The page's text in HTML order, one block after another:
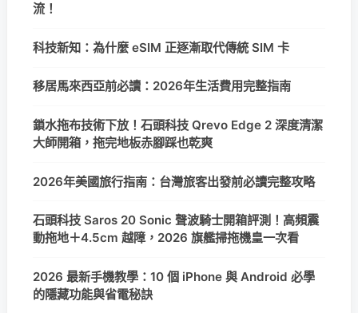
流！
科技新知：為什麼 eSIM 正逐漸取代傳統 SIM 卡
移居馬來西亞前必讀：2026年生活費用完整指南
鎖水拖布技術下放！石頭科技 Qrevo Edge 2 深度清潔
大師開箱，拖完地板赤腳踩也乾爽
2026年美國旅行指南：台灣旅客出發前必讀完整攻略
石頭科技 Saros 20 Sonic 聲波騎士開箱評測！高頻震
動拖地＋4.5cm 越障，2026 旗艦掃拖機皇一次看
2026 最新手機教學：10 個 iPhone 與 Android 必學
的隱藏功能與省電秘訣